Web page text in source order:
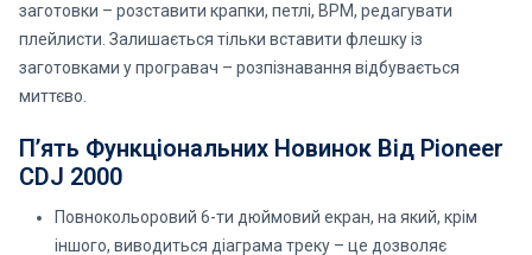
заготовки – розставити крапки, петлі, BPM, редагувати
плейлисти. Залишається тільки вставити флешку із
заготовками у програвач – розпізнавання відбувається
миттєво.
П’ять Функціональних Новинок Від Pioneer
CDJ 2000
Повнокольоровий 6-ти дюймовий екран, на який, крім
іншого, виводиться діаграма треку – це дозволяє